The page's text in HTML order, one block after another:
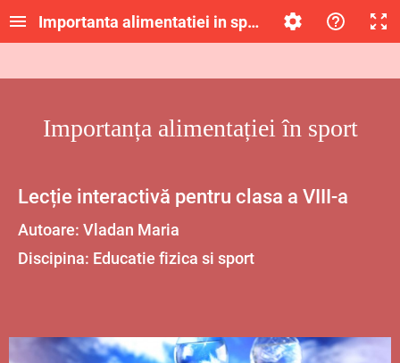
Importanta alimentatiei in sport RED2
Importanța alimentației în sport
Lecție interactivă pentru clasa a VIII-a
Autoare: Vladan Maria
Discipina: Educatie fizica si sport